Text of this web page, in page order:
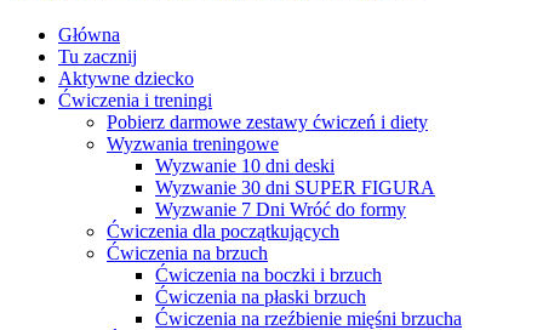
Główna
Tu zacznij
Aktywne dziecko
Ćwiczenia i treningi
Pobierz darmowe zestawy ćwiczeń i diety
Wyzwania treningowe
Wyzwanie 10 dni deski
Wyzwanie 30 dni SUPER FIGURA
Wyzwanie 7 Dni Wróć do formy
Ćwiczenia dla początkujących
Ćwiczenia na brzuch
Ćwiczenia na boczki i brzuch
Ćwiczenia na płaski brzuch
Ćwiczenia na rzeźbienie mięśni brzucha